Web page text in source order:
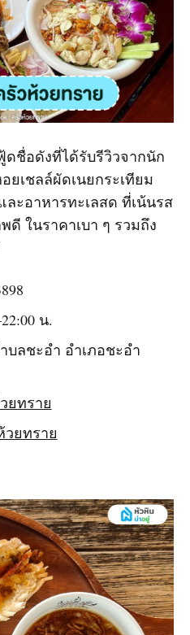
ชื่อดังที่ได้รับรีวิวจากนัก
เชลล์ผัดเนยกระเทียม
ะอาหารทะเลสด ที่เน้นรส
ในราคาเบา ๆ รวมถึง
น.
ลชะอำ อำเภอชะอำ
ยทราย
วยทราย